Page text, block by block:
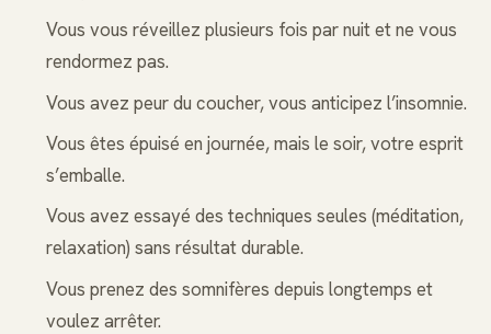
Vous vous réveillez plusieurs fois par nuit et ne vous
rendormez pas.
Vous avez peur du coucher, vous anticipez l’insomnie.
Vous êtes épuisé en journée, mais le soir, votre esprit
s’emballe.
Vous avez essayé des techniques seules (méditation,
relaxation) sans résultat durable.
Vous prenez des somnifères depuis longtemps et
voulez arrêter.